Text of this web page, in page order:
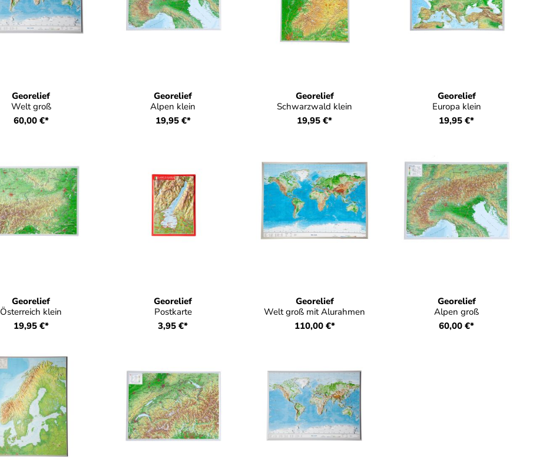
Georelief
Welt groß
60,00 €*
Georelief
Alpen klein
19,95 €*
Georelief
Schwarzwald klein
19,95 €*
Georelief
Europa klein
19,95 €*
Georelief
Österreich klein
19,95 €*
Georelief
Postkarte
3,95 €*
Georelief
Welt groß mit Alurahmen
110,00 €*
Georelief
Alpen groß
60,00 €*